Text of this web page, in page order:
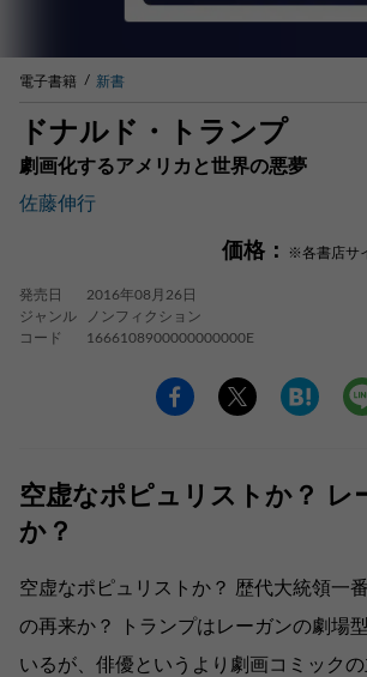
電子書籍 新書
ドナルド・トランプ
劇画化するアメリカと世界の悪夢
佐藤伸行
価格： ※各書店サ
発売日
2016年08月26日
ジャンル
ノンフィクション
コード
1666108900000000000E
空虚なポピュリストか？ レ
か？
空虚なポピュリストか？ 歴代大統領一
の再来か？ トランプはレーガンの劇場
いるが、俳優というより劇画コミック